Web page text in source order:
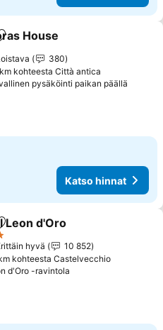
suosikkeihin
House
380
kohteesta Città antica
pysäköinti paikan päällä
Katso hinnat
suosikkeihin
Leon d'Oro
hyvä
10 852
kohteesta Castelvecchio
d'Oro -ravintola